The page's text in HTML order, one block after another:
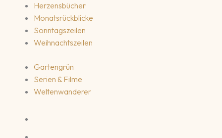
Herzensbücher
Monatsrückblicke
Sonntagszeilen
Weihnachtszeilen
Gartengrün
Serien & Filme
Weltenwanderer